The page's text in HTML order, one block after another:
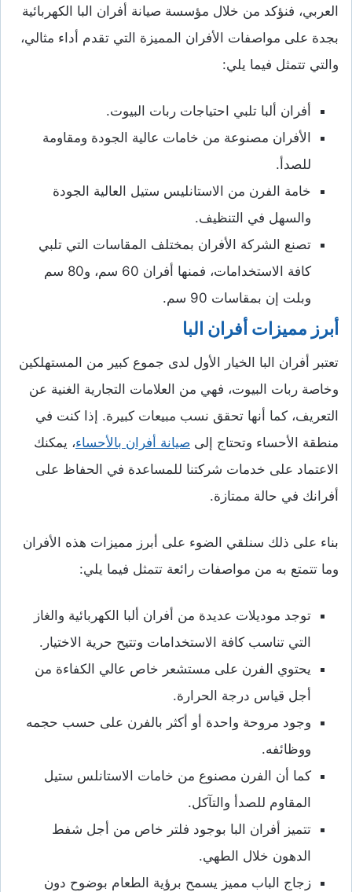
العربي، فنؤكد من خلال مؤسسة صيانة أفران البا الكهربائية
بجدة على مواصفات الأفران المميزة التي تقدم أداء مثالي،
والتي تتمثل فيما يلي:
أفران ألبا تلبي احتياجات ربات البيوت.
الأفران مصنوعة من خامات عالية الجودة ومقاومة
للصدأ.
خامة الفرن من الاستانليس ستيل العالية الجودة
والسهل في التنظيف.
تصنع الشركة الأفران بمختلف المقاسات التي تلبي
كافة الاستخدامات، فمنها أفران 60 سم، و80 سم
وبلت إن بمقاسات 90 سم.
أبرز مميزات أفران البا
تعتبر أفران البا الخيار الأول لدى جموع كبير من المستهلكين
وخاصة ربات البيوت، فهي من العلامات التجارية الغنية عن
التعريف، كما أنها تحقق نسب مبيعات كبيرة. إذا كنت في
منطقة الأحساء وتحتاج إلى صيانة أفران بالأحساء، يمكنك
الاعتماد على خدمات شركتنا للمساعدة في الحفاظ على
أفرانك في حالة ممتازة.
بناء على ذلك سنلقي الضوء على أبرز مميزات هذه الأفران
وما تتمتع به من مواصفات رائعة تتمثل فيما يلي:
توجد موديلات عديدة من أفران ألبا الكهربائية والغاز
التي تناسب كافة الاستخدامات وتتيح حرية الاختيار.
يحتوي الفرن على مستشعر خاص عالي الكفاءة من
أجل قياس درجة الحرارة.
وجود مروحة واحدة أو أكثر بالفرن على حسب حجمه
ووظائفه.
كما أن الفرن مصنوع من خامات الاستانلس ستيل
المقاوم للصدأ والتآكل.
تتميز أفران البا بوجود فلتر خاص من أجل شفط
الدهون خلال الطهي.
زجاج الباب مميز يسمح برؤية الطعام بوضوح دون